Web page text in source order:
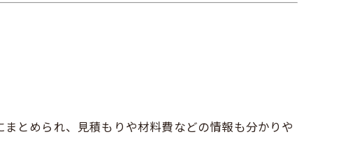
とめられ、見積もりや材料費などの情報も分かりや